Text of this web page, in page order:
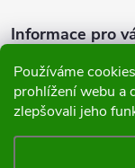
Používáme
prohlížení webu a
zlepšovali jeho
Informace pro
Přijímáme